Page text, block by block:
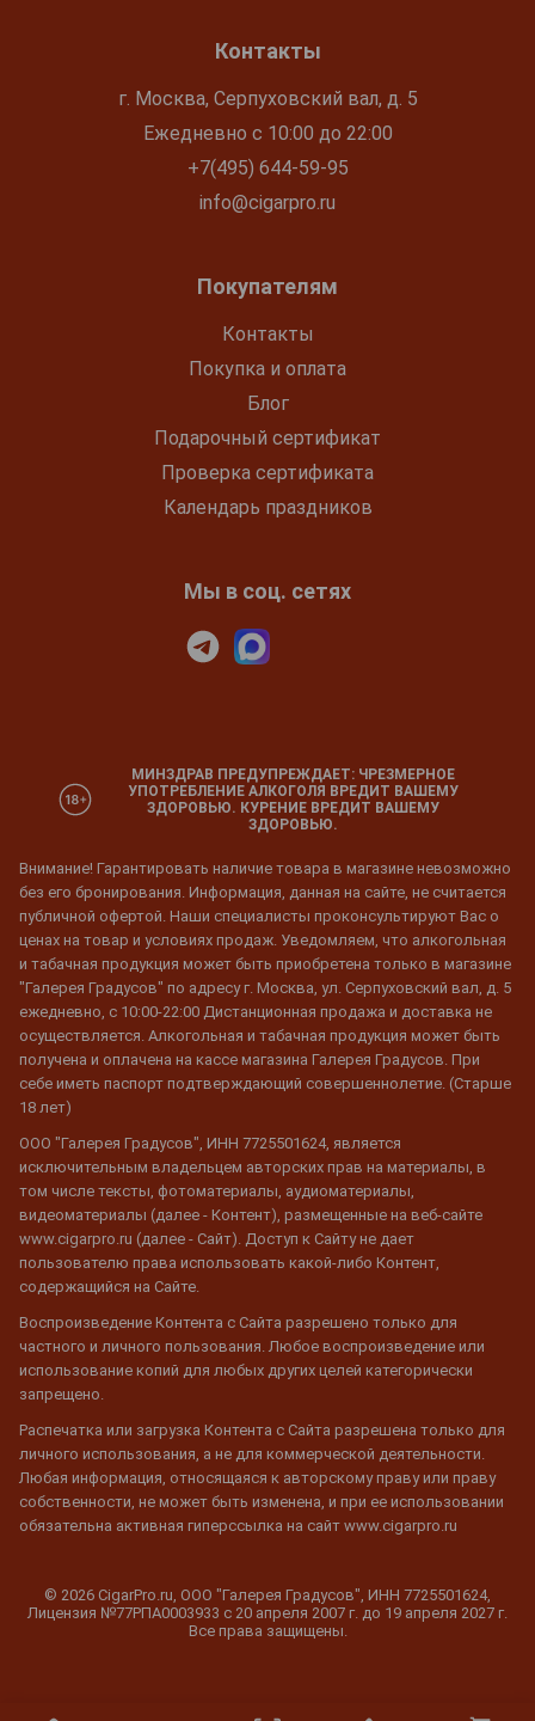
Контакты
г. Москва, Серпуховский вал, д. 5
Ежедневно с 10:00 до 22:00
+7(495) 644-59-95
info@cigarpro.ru
Покупателям
Контакты
Покупка и оплата
Блог
Подарочный сертификат
Проверка сертификата
Календарь праздников
Мы в соц. сетях
МИНЗДРАВ ПРЕДУПРЕЖДАЕТ: ЧРЕЗМЕРНОЕ
УПОТРЕБЛЕНИЕ АЛКОГОЛЯ ВРЕДИТ ВАШЕМУ
ЗДОРОВЬЮ. КУРЕНИЕ ВРЕДИТ ВАШЕМУ
ЗДОРОВЬЮ.
Внимание! Гарантировать наличие товара в магазине невозможно
без его бронирования. Информация, данная на сайте, не считается
публичной офертой. Наши специалисты проконсультируют Вас о
ценах на товар и условиях продаж. Уведомляем, что алкогольная
и табачная продукция может быть приобретена только в магазине
"Галерея Градусов" по адресу г. Москва, ул. Серпуховский вал, д. 5
ежедневно, с 10:00-22:00 Дистанционная продажа и доставка не
осуществляется. Алкогольная и табачная продукция может быть
получена и оплачена на кассе магазина Галерея Градусов. При
себе иметь паспорт подтверждающий совершеннолетие. (Старше
18 лет)
ООО "Галерея Градусов", ИНН 7725501624, является
исключительным владельцем авторских прав на материалы, в
том числе тексты, фотоматериалы, аудиоматериалы,
видеоматериалы (далее - Контент), размещенные на веб-сайте
www.cigarpro.ru (далее - Сайт). Доступ к Сайту не дает
пользователю права использовать какой-либо Контент,
содержащийся на Сайте.
Воспроизведение Контента с Сайта разрешено только для
частного и личного пользования. Любое воспроизведение или
использование копий для любых других целей категорически
запрещено.
Распечатка или загрузка Контента с Сайта разрешена только для
личного использования, а не для коммерческой деятельности.
Любая информация, относящаяся к авторскому праву или праву
собственности, не может быть изменена, и при ее использовании
обязательна активная гиперссылка на сайт www.cigarpro.ru
© 2026 CigarPro.ru, ООО "Галерея Градусов", ИНН 7725501624,
Лицензия №77РПА0003933 c 20 апреля 2007 г. до 19 апреля 2027 г.
Все права защищены.